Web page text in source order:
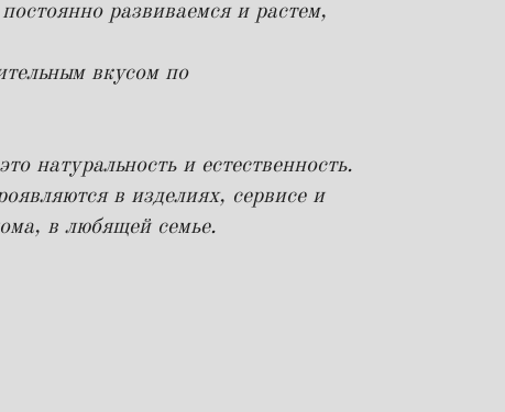
развиваемся и растем,
вкусом по
натуральность и естественность.
в изделиях, сервисе и
в любящей семье.